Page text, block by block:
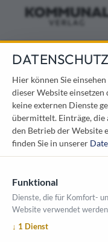
KONTAKT
Österreichischer
Löwelstraße 6 / 2. Stock
1010 Wien
messe@kommunal.at
Hier können Sie
dieser Website
keine externen Dienste
übermittelt. Einträge, die
den Betrieb der Website
finden Sie in unserer
Funktional
Dienste, die für Komfort-
Website verwendet
↓ 1 Dienst